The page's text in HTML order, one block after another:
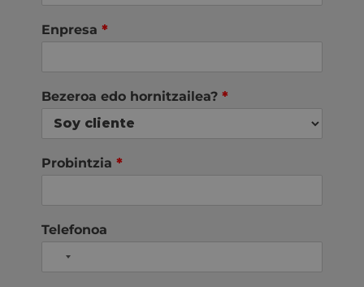
Enpresa *
Bezeroa edo hornitzailea? *
Probintzia *
Telefonoa